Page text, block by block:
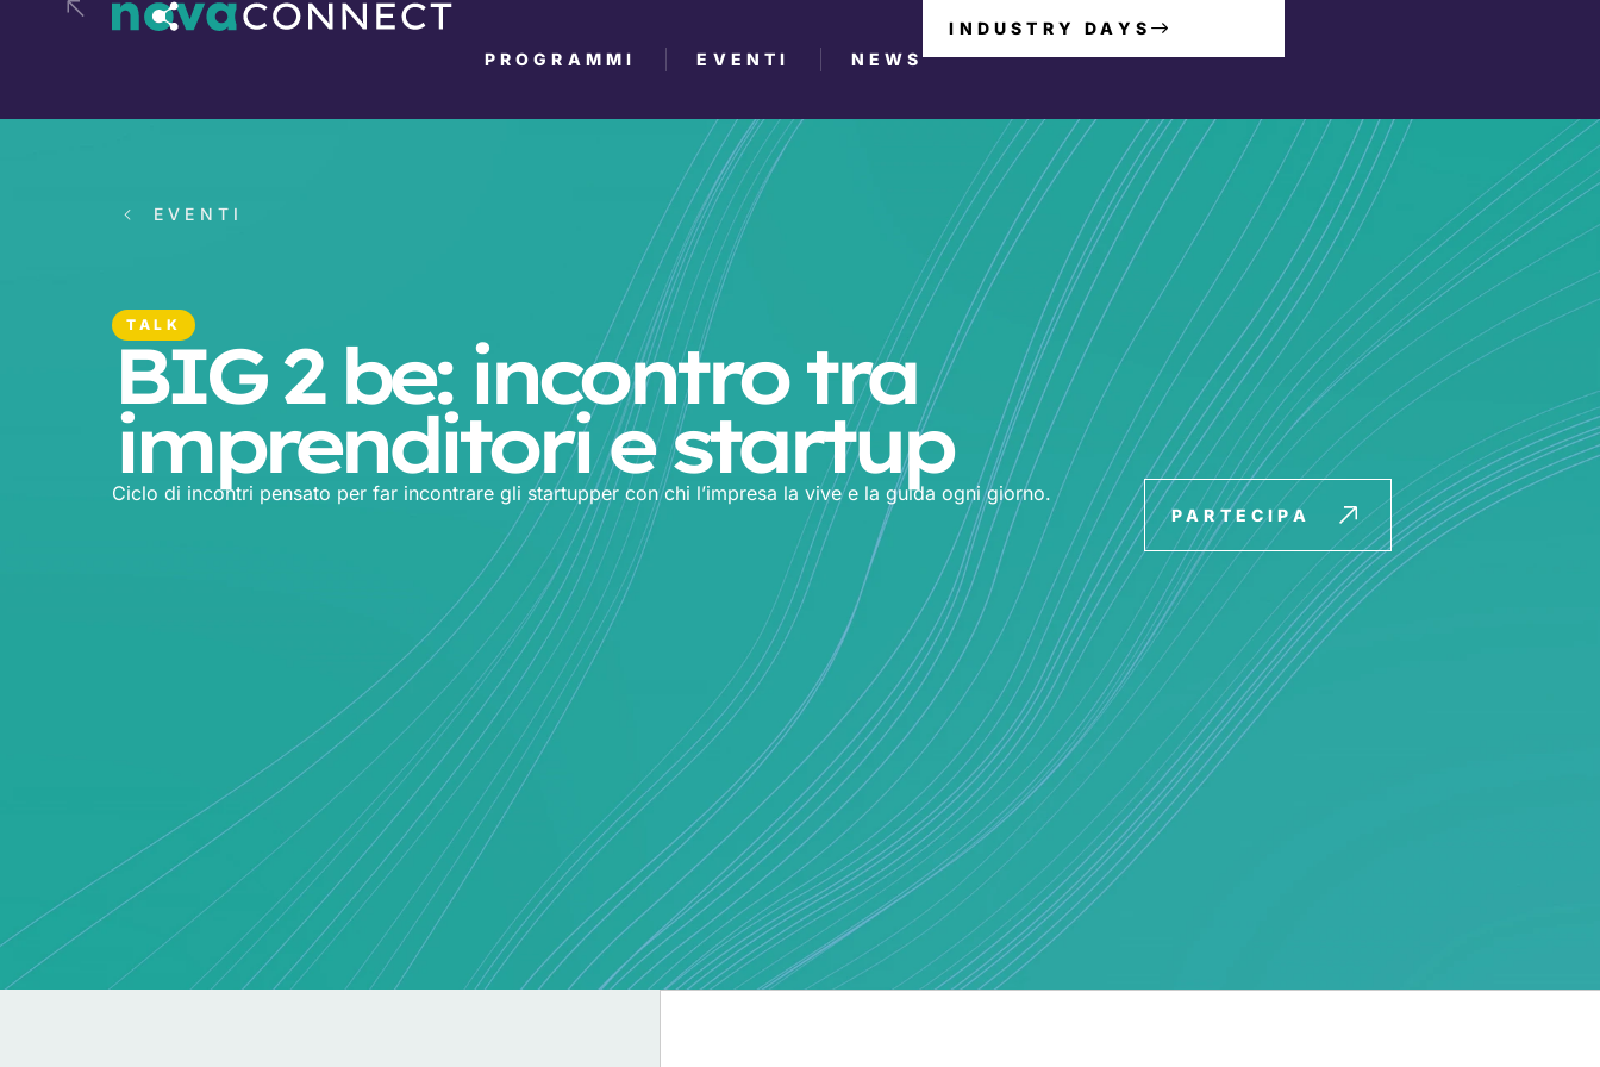
PROGRAMMI EVENTI NEWS
INDUSTRY DAYS
EVENTI
TALK
BIG 2 be: incontro tra
imprenditori e startup
Ciclo di incontri pensato per far incontrare gli startupper con chi l’impresa la vive e la guida ogni giorno.
PARTECIPA